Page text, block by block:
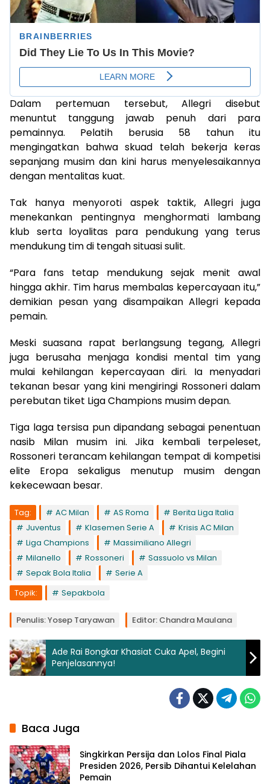
Dalam pertemuan tersebut, Allegri disebut
menuntut tanggung jawab penuh dari para
pemainnya. Pelatih berusia 58 tahun itu
mengingatkan bahwa skuad telah bekerja keras
sepanjang musim dan kini harus menyelesaikannya
dengan mentalitas kuat.
Tak hanya menyoroti aspek taktik, Allegri juga
menekankan pentingnya menghormati lambang
klub serta loyalitas para pendukung yang terus
mendukung tim di tengah situasi sulit.
“Para fans tetap mendukung sejak menit awal
hingga akhir. Tim harus membalas kepercayaan itu,”
demikian pesan yang disampaikan Allegri kepada
pemain.
Meski suasana rapat berlangsung tegang, Allegri
juga berusaha menjaga kondisi mental tim yang
mulai kehilangan kepercayaan diri. Ia menyadari
tekanan besar yang kini mengiringi Rossoneri dalam
perebutan tiket Liga Champions musim depan.
Tiga laga tersisa pun dipandang sebagai penentuan
nasib Milan musim ini. Jika kembali terpeleset,
Rossoneri terancam kehilangan tempat di kompetisi
elite Eropa sekaligus menutup musim dengan
kekecewaan besar.
Tag: AC Milan AS Roma
Berita Liga Italia
Juventus
Klasemen Serie A
Krisis AC Milan
Liga Champions
Massimiliano Allegri
Milanello
Rossoneri
Sassuolo vs Milan
Sepak Bola Italia
Serie A
Topik:
Sepakbola
Penulis: Yosep Taryawan Editor: Chandra Maulana
Ade Rai Bongkar Khasiat Cuka Apel, Begini
Penjelasannya!
Baca Juga
Singkirkan Persija dan Lolos Final Piala
Presiden 2026, Persib Dihantui Kelelahan
Pemain